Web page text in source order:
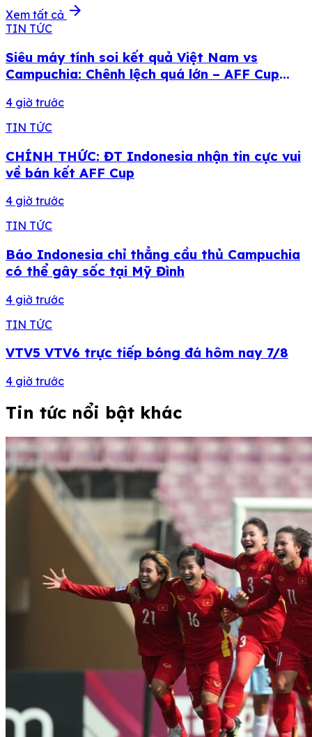
Xem tất cả arrow_forward
TIN TỨC
Siêu máy tính soi kết quả Việt Nam vs
Campuchia: Chênh lệch quá lớn – AFF Cup
4 giờ trước
TIN TỨC
CHÍNH THỨC: ĐT Indonesia nhận tin cực vui
về bán kết AFF Cup
4 giờ trước
TIN TỨC
Báo Indonesia chỉ thẳng cầu thủ Campuchia
có thể gây sốc tại Mỹ Đình
4 giờ trước
TIN TỨC
VTV5 VTV6 trực tiếp bóng đá hôm nay 7/8
4 giờ trước
Tin tức nổi bật khác